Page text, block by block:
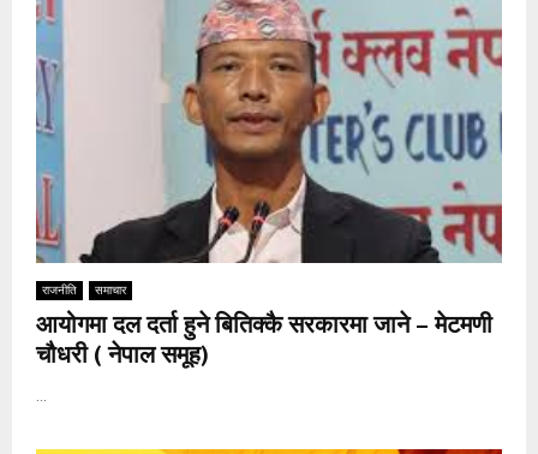
राजनीति समाचार
आयोगमा दल दर्ता हुने बितिक्कै सरकारमा जाने – मेटमणी
चौधरी ( नेपाल समूह)